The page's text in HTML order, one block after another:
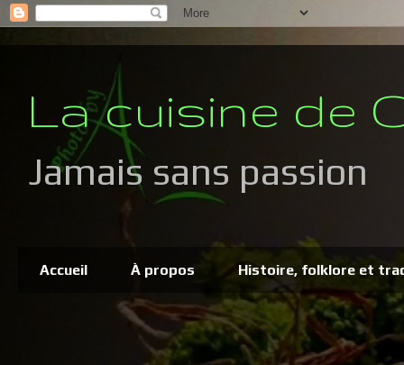
La cuisine de
Jamais sans passion
Accueil À propos Histoire, folklore et